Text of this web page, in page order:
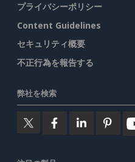
プライバシーポリシー
Content Guidelines
セキュリティ概要
不正行為を報告する
弊社を検索